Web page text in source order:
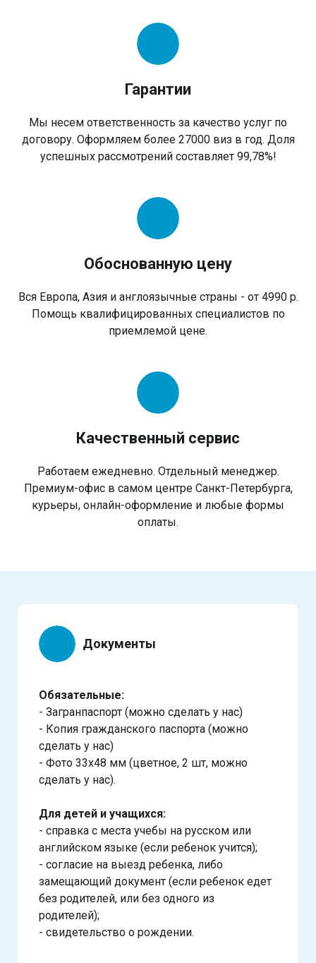
Гарантии
Мы несем ответственность за качество услуг по
договору. Оформляем более 27000 виз в год. Доля
успешных рассмотрений составляет 99,78%!
Обоснованную цену
Вся Европа, Азия и англоязычные страны - от 4990 р.
Помощь квалифицированных специалистов по
приемлемой цене.
Качественный сервис
Работаем ежедневно. Отдельный менеджер.
Премиум-офис в самом центре Санкт-Петербурга,
курьеры, онлайн-оформление и любые формы
оплаты.
Документы
Обязательные:
- Загранпаспорт (можно сделать у нас)
- Копия гражданского паспорта (можно
сделать у нас)
- Фото 33х48 мм (цветное, 2 шт, можно
сделать у нас).
Для детей и учащихся:
- справка с места учебы на русском или
английском языке (если ребенок учится);
- согласие на выезд ребенка, либо
замещающий документ (если ребенок едет
без родителей, или без одного из
родителей);
- свидетельство о рождении.